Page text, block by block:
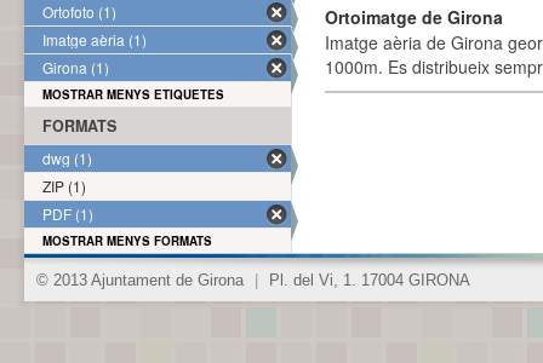
Ortoimatge de Girona
Imatge aèria de Girona
1000m. Es distribueix
Ortofoto (1)
Imatge aèria (1)
Girona (1)
MOSTRAR MENYS ETIQUETES
FORMATS
dwg (1)
ZIP (1)
PDF (1)
MOSTRAR MENYS FORMATS
© 2013 Ajuntament de Girona Pl. del Vi, 1. 17004 GIRONA